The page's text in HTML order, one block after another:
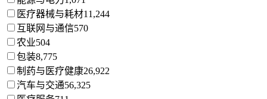
医疗器械与耗材11,244
互联网与通信570
农业504
包装8,775
制药与医疗健康26,922
汽车与交通56,325